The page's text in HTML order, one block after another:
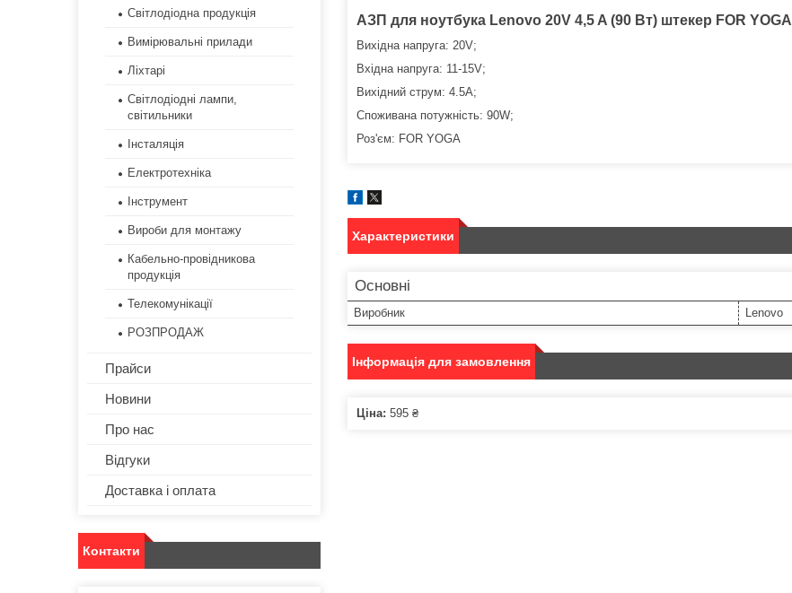
АЗП для ноутбука Lenovo 20V 4,5 A (90 Вт) штекер FOR YOGA
Вихідна напруга: 20V;
Вхідна напруга: 11-15V;
Вихідний струм: 4.5A;
Споживана потужність: 90W;
Роз'єм: FOR YOGA
Характеристики
Основні
Виробник Lenovo
Інформація для замовлення
Ціна: 595 ₴
Світлодіодна продукція
Вимірювальні прилади
Ліхтарі
Світлодіодні лампи,
світильники
Інсталяція
Електротехніка
Інструмент
Вироби для монтажу
Кабельно-провідникова
продукція
Телекомунікації
РОЗПРОДАЖ
Прайси
Новини
Про нас
Відгуки
Доставка і оплата
Контакти